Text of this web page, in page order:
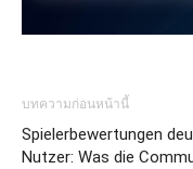
บทความก่อนหน้านี้
Spielerbewertungen
Nutzer: Was die